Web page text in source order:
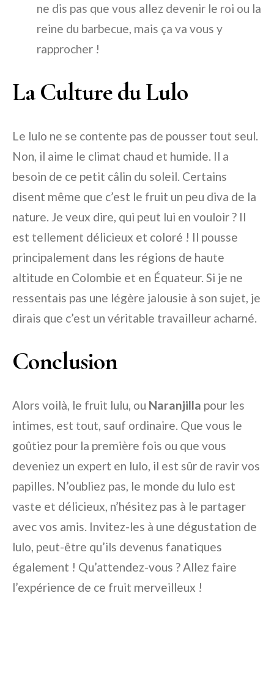
ne dis pas que vous allez devenir le roi ou la
reine du barbecue, mais ça va vous y
rapprocher !
La Culture du Lulo
Le lulo ne se contente pas de pousser tout seul.
Non, il aime le climat chaud et humide. Il a
besoin de ce petit câlin du soleil. Certains
disent même que c’est le fruit un peu diva de la
nature. Je veux dire, qui peut lui en vouloir ? Il
est tellement délicieux et coloré ! Il pousse
principalement dans les régions de haute
altitude en Colombie et en Équateur. Si je ne
ressentais pas une légère jalousie à son sujet, je
dirais que c’est un véritable travailleur acharné.
Conclusion
Alors voilà, le fruit lulu, ou Naranjilla pour les
intimes, est tout, sauf ordinaire. Que vous le
goûtiez pour la première fois ou que vous
deveniez un expert en lulo, il est sûr de ravir vos
papilles. N’oubliez pas, le monde du lulo est
vaste et délicieux, n’hésitez pas à le partager
avec vos amis. Invitez-les à une dégustation de
lulo, peut-être qu’ils devenus fanatiques
également ! Qu’attendez-vous ? Allez faire
l’expérience de ce fruit merveilleux !